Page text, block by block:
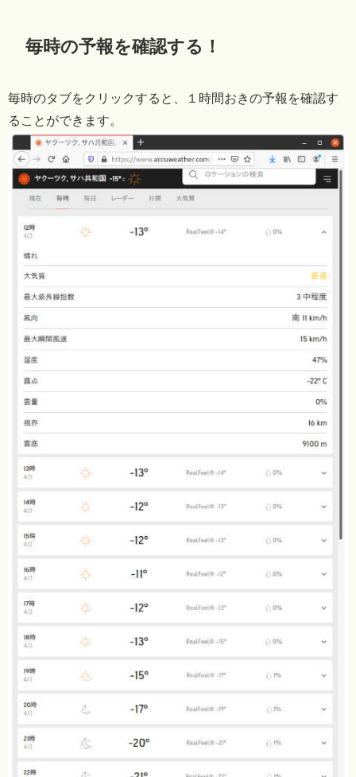
毎時の予報を確認する！
毎時のタブをクリックすると、１時間おきの予報を確認す
ることができます。